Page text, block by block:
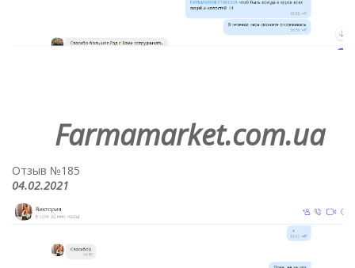
Farmamarket.com.ua
Отзыв №185
04.02.2021